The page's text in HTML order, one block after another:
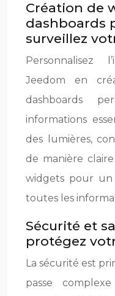
Création de
dashboards
surveillez
Personnalisez
Jeedom en
dashboards
informations
des lumières,
de manière
widgets pour un
toutes les
Sécurité et
protégez
La sécurité est
passe